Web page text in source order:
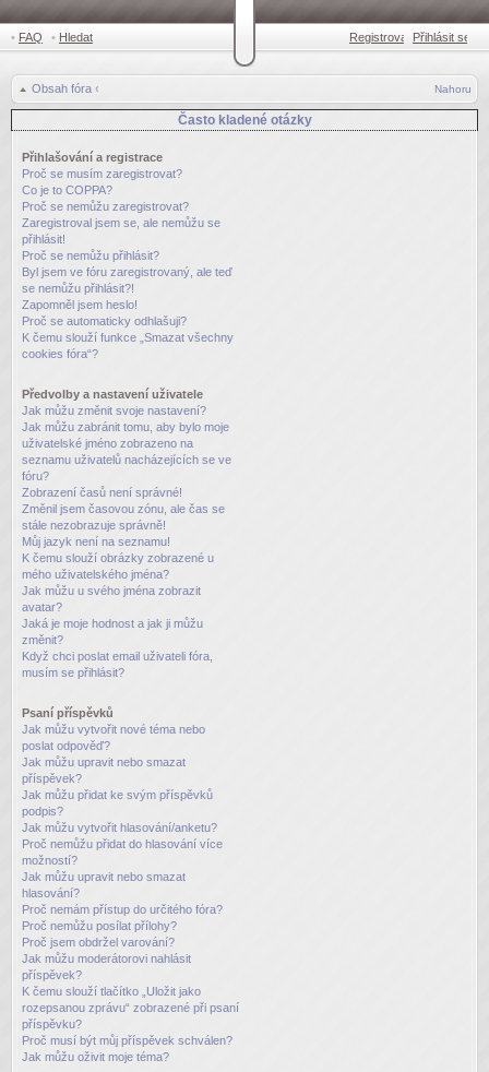
• FAQ • Hledat Registrovat •Přihlásit se
Obsah fóra ‹ Nahoru
Často kladené otázky
Přihlašování a registrace
Proč se musím zaregistrovat?
Co je to COPPA?
Proč se nemůžu zaregistrovat?
Zaregistroval jsem se, ale nemůžu se
přihlásit!
Proč se nemůžu přihlásit?
Byl jsem ve fóru zaregistrovaný, ale teď
se nemůžu přihlásit?!
Zapomněl jsem heslo!
Proč se automaticky odhlašuji?
K čemu slouží funkce „Smazat všechny
cookies fóra“?
Předvolby a nastavení uživatele
Jak můžu změnit svoje nastavení?
Jak můžu zabránit tomu, aby bylo moje
uživatelské jméno zobrazeno na
seznamu uživatelů nacházejících se ve
fóru?
Zobrazení časů není správné!
Změnil jsem časovou zónu, ale čas se
stále nezobrazuje správně!
Můj jazyk není na seznamu!
K čemu slouží obrázky zobrazené u
mého uživatelského jména?
Jak můžu u svého jména zobrazit
avatar?
Jaká je moje hodnost a jak ji můžu
změnit?
Když chci poslat email uživateli fóra,
musím se přihlásit?
Psaní příspěvků
Jak můžu vytvořit nové téma nebo
poslat odpověď?
Jak můžu upravit nebo smazat
příspěvek?
Jak můžu přidat ke svým příspěvků
podpis?
Jak můžu vytvořit hlasování/anketu?
Proč nemůžu přidat do hlasování více
možností?
Jak můžu upravit nebo smazat
hlasování?
Proč nemám přístup do určitého fóra?
Proč nemůžu posílat přílohy?
Proč jsem obdržel varování?
Jak můžu moderátorovi nahlásit
příspěvek?
K čemu slouží tlačítko „Uložit jako
rozepsanou zprávu“ zobrazené při psaní
příspěvku?
Proč musí být můj příspěvek schválen?
Jak můžu oživit moje téma?